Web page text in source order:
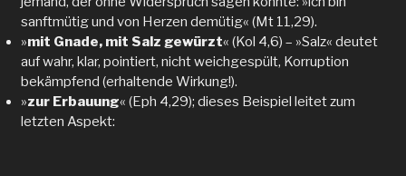
sanftmütig und von Herzen demütig« (Mt 11,29).
»mit Gnade, mit Salz gewürzt« (Kol 4,6) – »Salz« deutet
auf wahr, klar, pointiert, nicht weichgespült, Korruption
bekämpfend (erhaltende Wirkung!).
»zur Erbauung« (Eph 4,29); dieses Beispiel leitet zum
letzten Aspekt: